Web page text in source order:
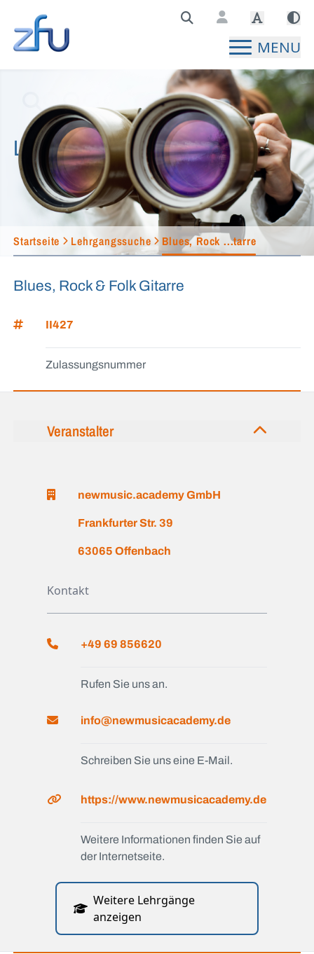
Zentralstelle für Fernunterricht Hauptseite
MENU
Lehrgangssuche
Startseite Lehrgangssuche Blues, Rock ...tarre
Blues, Rock & Folk Gitarre
II427
Zulassungsnummer
Veranstalter
newmusic.academy GmbH
Frankfurter Str. 39
63065 Offenbach
Kontakt
+49 69 856620
Rufen Sie uns an.
info@newmusicacademy.de
Schreiben Sie uns eine E-Mail.
https://www.newmusicacademy.de
Weitere Informationen finden Sie auf
der Internetseite.
Weitere Lehrgänge
anzeigen